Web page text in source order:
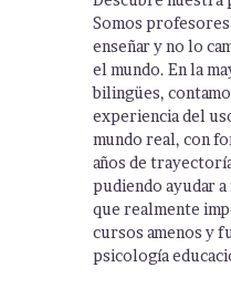
Somos profesores
enseñar y no lo
el mundo. En la
bilingües,
experiencia del
mundo real, con
años de
pudiendo ayudar
que realmente
cursos amenos y
psicología